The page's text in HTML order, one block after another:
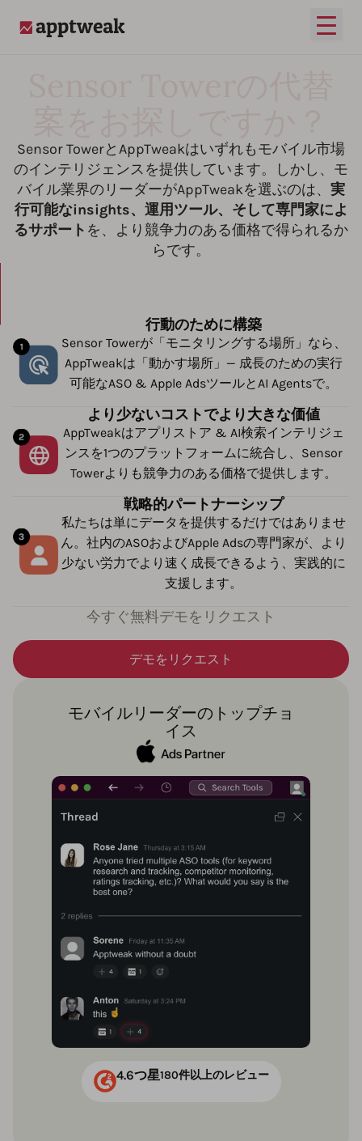
メイ
Sensor TowerとAppTweakはいずれもモバイル市場
のインテリジェンスを提供しています。しかし、モ
バイル業界のリーダーがAppTweakを選ぶのは、 実
行可能なinsights、運用ツール、そして専門家によ
るサポート を、より競争力のある価格で得られるか
らです。
行動のために構築
Sensor Towerが「モニタリングする場所」なら、
AppTweakは「動かす場所」— 成長のための実行
可能なASO & Apple AdsツールとAI Agentsで。
より少ないコストでより大きな価値
AppTweakはアプリストア & AI検索インテリジェ
ンスを1つのプラットフォームに統合し、Sensor
Towerよりも競争力のある価格で提供します。
戦略的パートナーシップ
私たちは単にデータを提供するだけではありませ
ん。社内のASOおよびApple Adsの専門家が、より
少ない労力でより速く成長できるよう、実践的に
支援します。
今すぐ無料デモをリクエスト
デモをリクエスト
モバイルリーダーのトップチョ
イス
4.6つ星180件以上のレビュー